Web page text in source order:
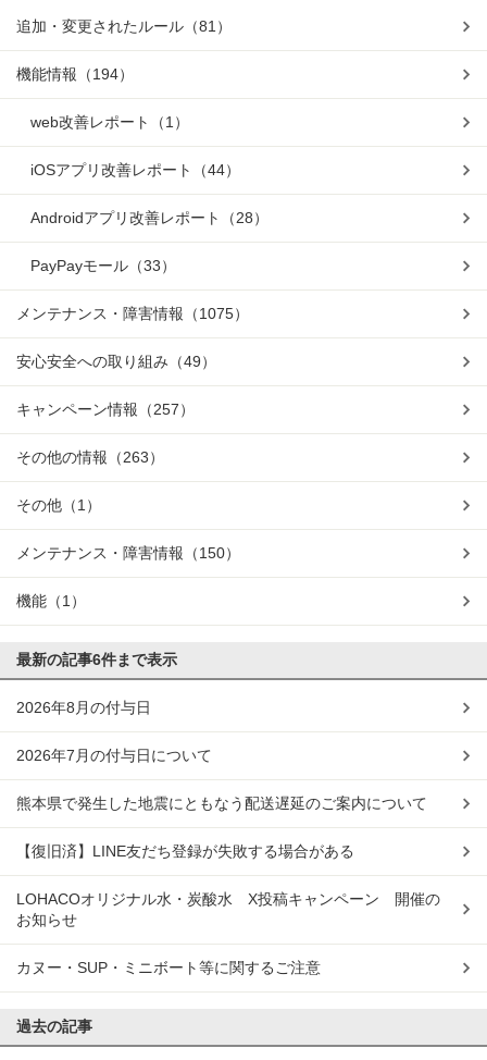
追加・変更されたルール （81）
機能情報 （194）
web改善レポート （1）
iOSアプリ改善レポート （44）
Androidアプリ改善レポート （28）
PayPayモール （33）
メンテナンス・障害情報 （1075）
安心安全への取り組み （49）
キャンペーン情報 （257）
その他の情報 （263）
その他 （1）
メンテナンス・障害情報 （150）
機能 （1）
最新の記事6件まで表示
2026年8月の付与日
2026年7月の付与日について
熊本県で発生した地震にともなう配送遅延のご案内について
【復旧済】LINE友だち登録が失敗する場合がある
LOHACOオリジナル水・炭酸水 X投稿キャンペーン 開催の
お知らせ
カヌー・SUP・ミニボート等に関するご注意
過去の記事